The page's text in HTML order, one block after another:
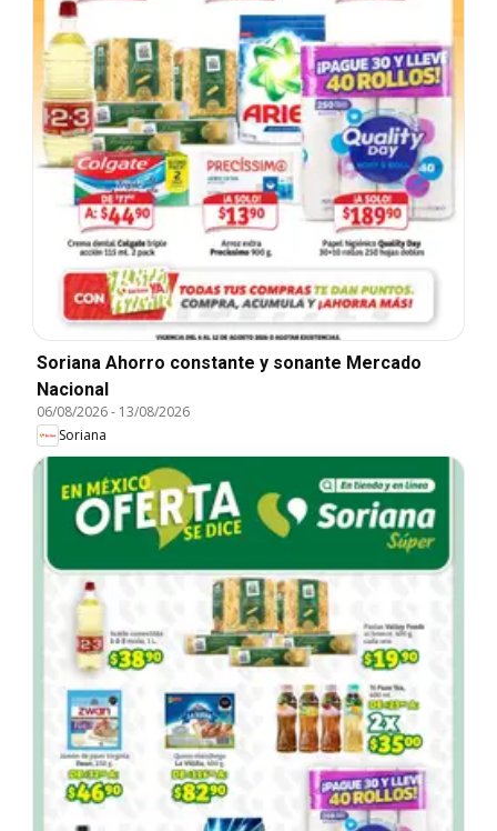
Soriana Ahorro constante y sonante Mercado
Nacional
06/08/2026- 13/08/2026
Soriana